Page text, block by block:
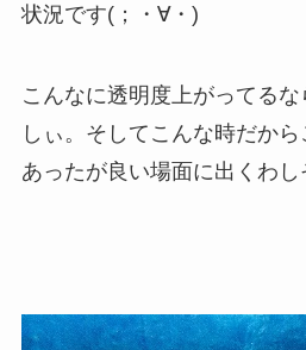
状況です(；・∀・)
こんなに透明度上がってる
しぃ。そしてこんな時だか
あったが良い場面に出くわし